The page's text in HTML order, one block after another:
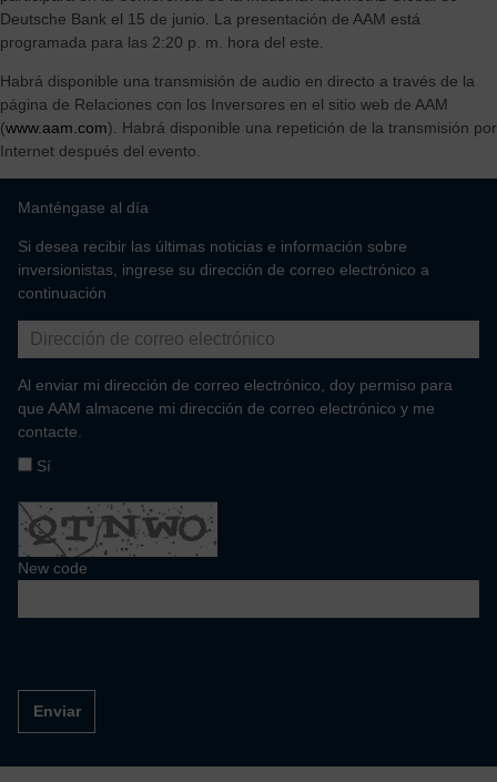
de vehículos.
Deutsche Bank el 15 de junio. La presentación de AAM está
programada para las 2:20 p. m. hora del este.
Habrá disponible una transmisión de audio en directo a través de la
página de Relaciones con los Inversores en el sitio web de AAM
(www.aam.com). Habrá disponible una repetición de la transmisión por
Internet después del evento.
Manténgase al día
Si desea recibir las últimas noticias e información sobre
inversionistas, ingrese su dirección de correo electrónico a
continuación
Al enviar mi dirección de correo electrónico, doy permiso para
que AAM almacene mi dirección de correo electrónico y me
contacte.
Sí
New code
Enviar